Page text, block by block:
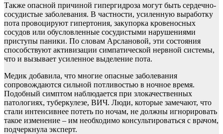
Также опасной причиной гипергидроза могут быть сердечно-
сосудистые заболевания. В частности, усиленную выработку
пота провоцируют гипертония, закупорка кровеносных
сосудов или обусловленные сосудистыми нарушениями
приступы паники. По словам Арслановой, эти состояния
способствуют активизации симпатической нервной системы,
что и вызывает усиленное выделение пота.
Медик добавила, что многие опасные заболевания
сопровождаются сильной потливостью в ночное время.
Подобный симптом наблюдается при злокачественных
патологиях, туберкулезе, ВИЧ. Люди, которые замечают, что
стали интенсивнее потеть по ночам, не должны игнорировать
такое изменение – им необходимо консультироваться с врачом,
подчеркнула эксперт.